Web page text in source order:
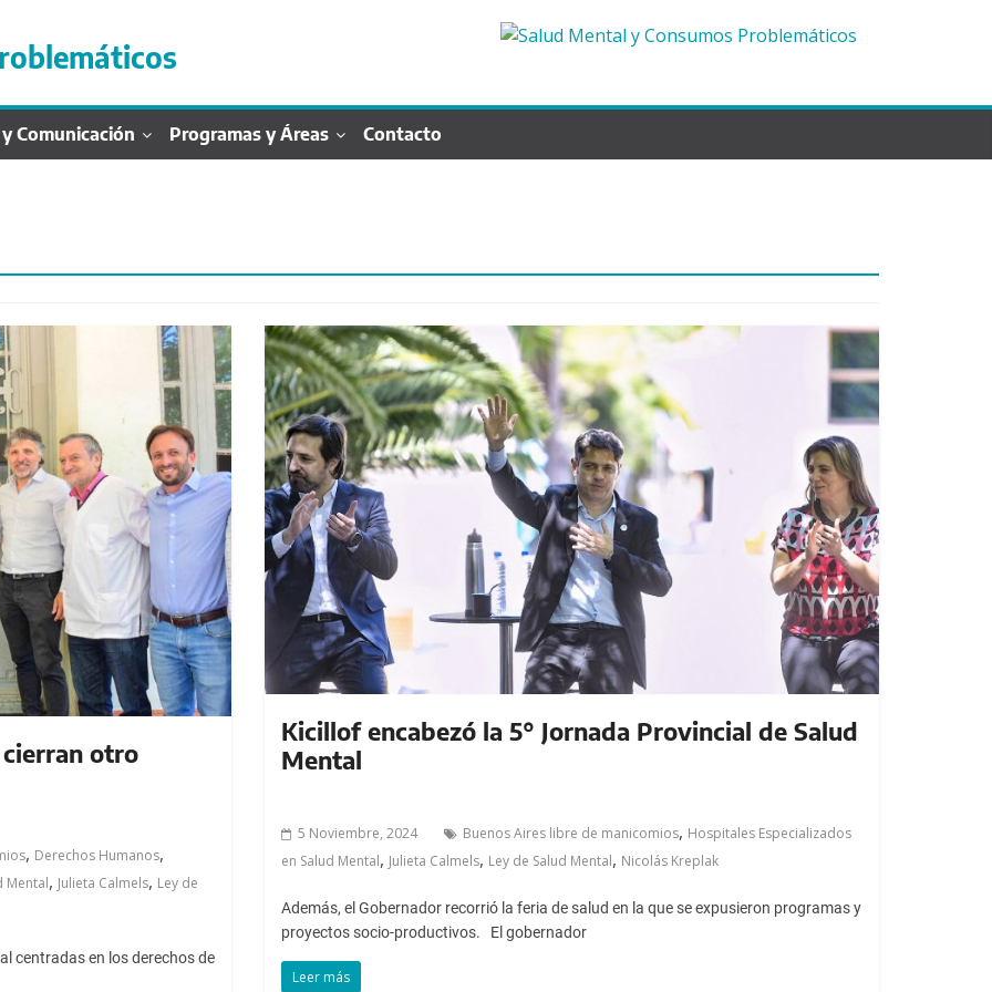
Comunicación Programas y Áreas Contacto
otro
, Derechos Humanos,
Mental, Julieta Calmels, Ley de
centradas en los derechos de
Kicillof encabezó la 5° Jornada Provincial de Salud
Mental
5 Noviembre, 2024 Buenos Aires libre de manicomios, Hospitales Especializados
en Salud Mental, Julieta Calmels, Ley de Salud Mental, Nicolás Kreplak
Además, el Gobernador recorrió la feria de salud en la que se expusieron programas y
proyectos socio-productivos. El gobernador
Leer más